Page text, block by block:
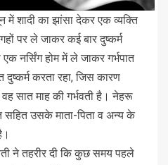
में शादी का झांसा देकर एक व्यक्ति
पर ले जाकर कई बार दुष्कर्म
नर्सिंग होम में ले जाकर गर्भपात
करता रहा, जिस कारण
वह सात माह की गर्भवती है। नेहरू
सहित उसके माता-पिता व अन्य के
ने तहरीर दी कि कुछ समय पहले